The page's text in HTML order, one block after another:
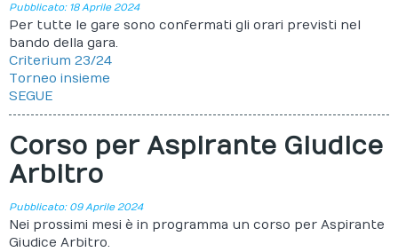
Pubblicato: 18 Aprile 2024
Per tutte le gare sono confermati gli orari previsti nel
bando della gara.
Criterium 23/24
Torneo insieme
SEGUE
Corso per Aspirante Giudice
Arbitro
Pubblicato: 09 Aprile 2024
Nei prossimi mesi è in programma un corso per Aspirante
Giudice Arbitro.